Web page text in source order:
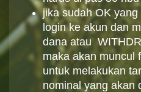
jika sudah OK
login ke akun dan
dana atau
maka akan muncul
untuk melakukan
nominal yang akan